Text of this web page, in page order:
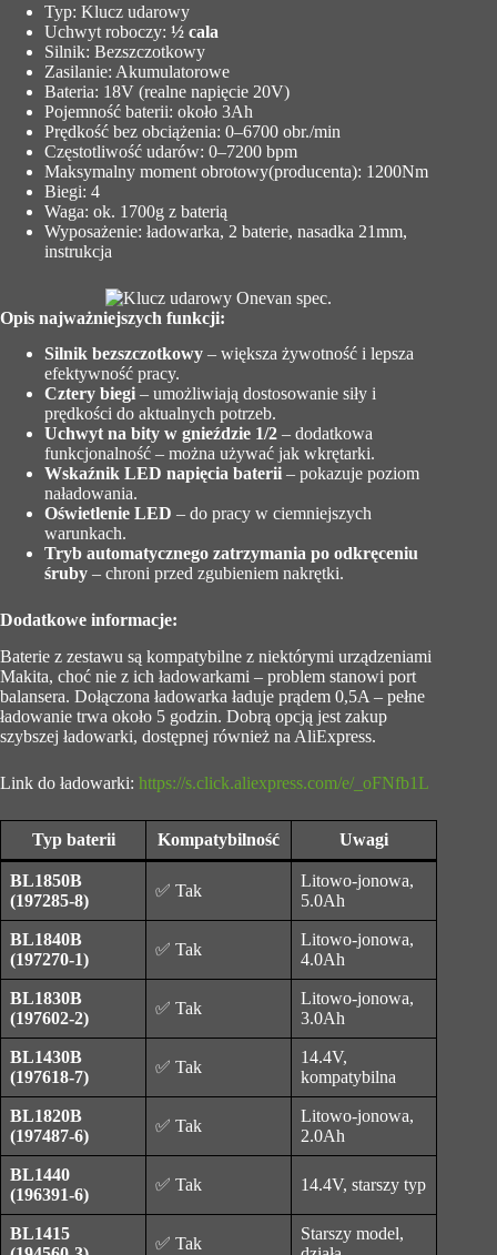
Typ: Klucz udarowy
Uchwyt roboczy: ½ cala
Silnik: Bezszczotkowy
Zasilanie: Akumulatorowe
Bateria: 18V (realne napięcie 20V)
Pojemność baterii: około 3Ah
Prędkość bez obciążenia: 0–6700 obr./min
Częstotliwość udarów: 0–7200 bpm
Maksymalny moment obrotowy(producenta): 1200Nm
Biegi: 4
Waga: ok. 1700g z baterią
Wyposażenie: ładowarka, 2 baterie, nasadka 21mm,
instrukcja
Opis najważniejszych funkcji:
Silnik bezszczotkowy – większa żywotność i lepsza
efektywność pracy.
Cztery biegi – umożliwiają dostosowanie siły i
prędkości do aktualnych potrzeb.
Uchwyt na bity w gnieździe 1/2 – dodatkowa
funkcjonalność – można używać jak wkrętarki.
Wskaźnik LED napięcia baterii – pokazuje poziom
naładowania.
Oświetlenie LED – do pracy w ciemniejszych
warunkach.
Tryb automatycznego zatrzymania po odkręceniu
śruby – chroni przed zgubieniem nakrętki.
Dodatkowe informacje:
Baterie z zestawu są kompatybilne z niektórymi urządzeniami
Makita, choć nie z ich ładowarkami – problem stanowi port
balansera. Dołączona ładowarka ładuje prądem 0,5A – pełne
ładowanie trwa około 5 godzin. Dobrą opcją jest zakup
szybszej ładowarki, dostępnej również na AliExpress.
Link do ładowarki: https://s.click.aliexpress.com/e/_oFNfb1L
Typ baterii Kompatybilność Uwagi
BL1850B
(197285-8)
✅ Tak
Litowo-jonowa,
5.0Ah
BL1840B
(197270-1)
✅ Tak
Litowo-jonowa,
4.0Ah
BL1830B
(197602-2)
✅ Tak
Litowo-jonowa,
3.0Ah
BL1430B
(197618-7)
✅ Tak
14.4V,
kompatybilna
BL1820B
(197487-6)
✅ Tak
Litowo-jonowa,
2.0Ah
BL1440
(196391-6)
✅ Tak 14.4V, starszy typ
BL1415
✅ Tak
Starszy model,